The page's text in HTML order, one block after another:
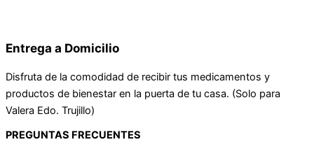
Entrega a Domicilio
Disfruta de la comodidad de recibir tus medicamentos y
productos de bienestar en la puerta de tu casa. (Solo para
Valera Edo. Trujillo)
PREGUNTAS FRECUENTES